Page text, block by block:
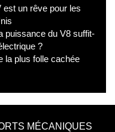
un rêve pour les
puissance du V8 suffit-
?
la plus folle cachée
MÉCANIQUES